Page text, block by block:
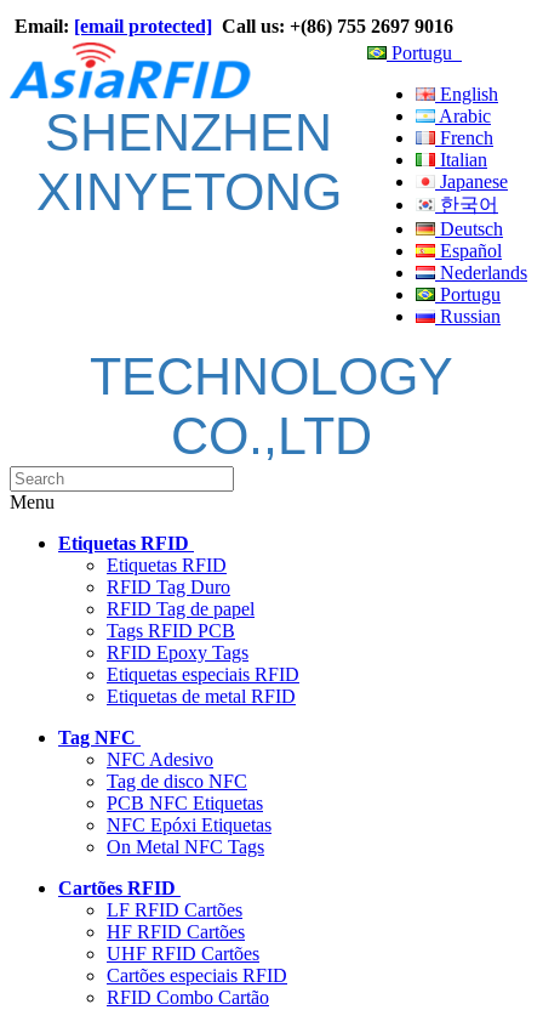
Email: [email protected] Call us: +(86) 755 2697 9016
Portugu
English
Arabic
French
Italian
Japanese
한국어
Deutsch
Español
Nederlands
Portugu
Russian
SHENZHEN
XINYETONG
TECHNOLOGY
CO.,LTD
Menu
Etiquetas RFID
Etiquetas RFID
RFID Tag Duro
RFID Tag de papel
Tags RFID PCB
RFID Epoxy Tags
Etiquetas especiais RFID
Etiquetas de metal RFID
Tag NFC
NFC Adesivo
Tag de disco NFC
PCB NFC Etiquetas
NFC Epóxi Etiquetas
On Metal NFC Tags
Cartões RFID
LF RFID Cartões
HF RFID Cartões
UHF RFID Cartões
Cartões especiais RFID
RFID Combo Cartão